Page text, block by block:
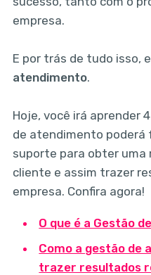
empresa.
E por trás de tudo isso,
atendimento.
Hoje, você irá aprender
de atendimento poderá
suporte para obter uma
cliente e assim trazer
empresa. Confira agora!
O que é a Gestão
Como a gestão de
trazer resultados